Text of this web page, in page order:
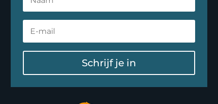
Schrijf je in